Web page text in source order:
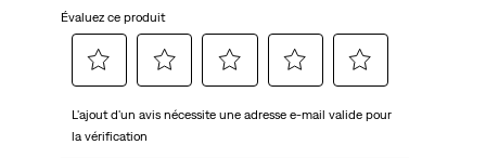
Évaluez ce produit
pour
attribuer
pour
attribuer
pour
pour
pour
L'ajout d'un avis nécessite une adresse e-mail valide pour
la vérification